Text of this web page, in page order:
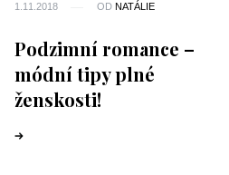
1.11.2018 OD NATÁLIE
Podzimní romance –
módní tipy plné
ženskosti!